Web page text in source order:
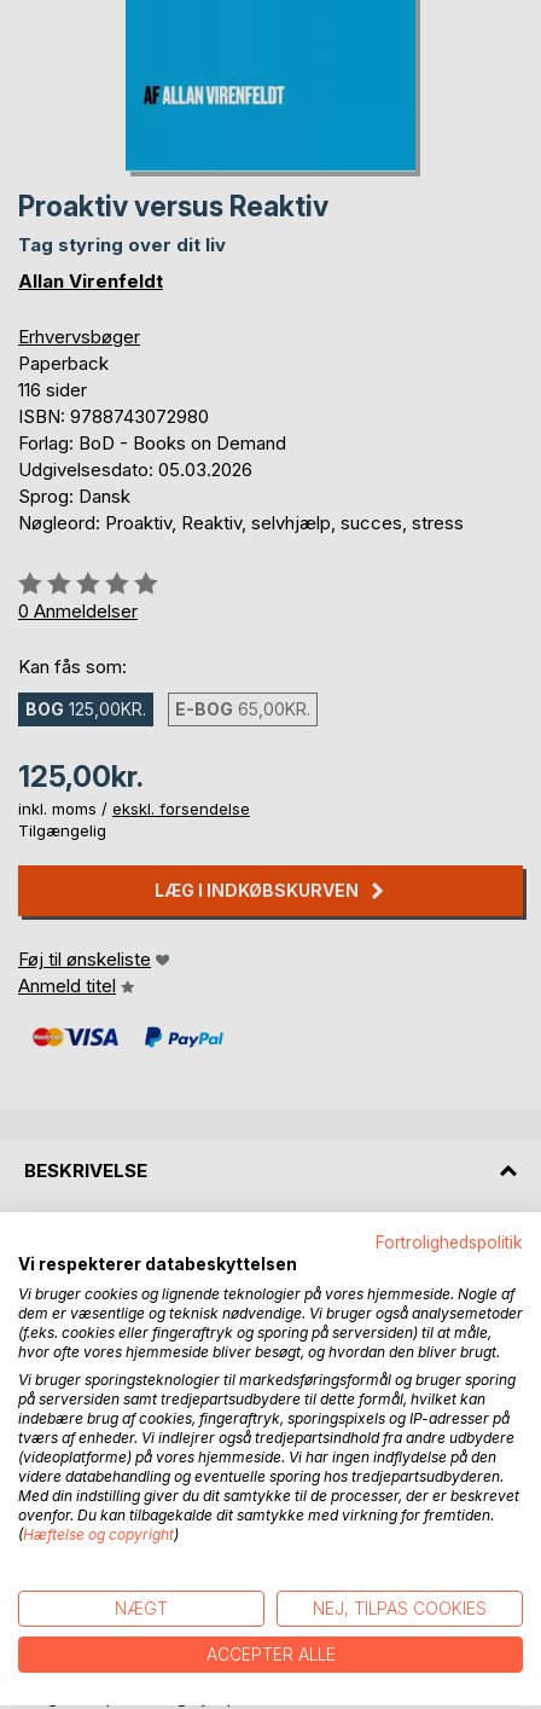
Proaktiv versus Reaktiv
Tag styring over dit liv
Allan Virenfeldt
Erhvervsbøger
Paperback
116 sider
ISBN: 9788743072980
Forlag: BoD - Books on Demand
Udgivelsesdato: 05.03.2026
Sprog: Dansk
Nøgleord: Proaktiv, Reaktiv, selvhjælp, succes, stress
Anmeldelse::
0%
0 Anmeldelser
Kan fås som:
BOG 125,00KR. E-BOG 65,00KR.
125,00kr.
inkl. moms / ekskl. forsendelse
Tilgængelig
LÆG I INDKØBSKURVEN
Føj til ønskeliste
Anmeld titel
BESKRIVELSE
Bogen undersøger de to grundlæggende tilgange til livet:
det proaktive og det reaktive. I en verden, hvor mange
føler sig styret af omstændighederne snarere end at tage
aktivt ansvar for deres liv, er det vigtigt at forstå, hvordan vi
kan ændre vores mindset og adfærd for at få større kontrol
over vores liv, både i det professionelle og private område.
Bogen henvender sig til en bred målgruppe, der ønsker at
udvikle sig personligt og professionelt, herunder ledere,
medarbejdere, studerende og personer i livsforandrende
faser.
Ved at forstå og implementere de proaktive principper, kan
Bogen vil kunne bidrage til både personlig og kollektiv
udvikling, hvilket gør den til et vigtigt redskab for både
individer og organisationer.
Fortrolighedspolitik
Vi respekterer databeskyttelsen
Vi bruger cookies og lignende teknologier på vores hjemmeside. Nogle af
dem er væsentlige og teknisk nødvendige. Vi bruger også analysemetoder
(f.eks. cookies eller fingeraftryk og sporing på serversiden) til at måle,
hvor ofte vores hjemmeside bliver besøgt, og hvordan den bliver brugt.
Vi bruger sporingsteknologier til markedsføringsformål og bruger sporing
på serversiden samt tredjepartsudbydere til dette formål, hvilket kan
indebære brug af cookies, fingeraftryk, sporingspixels og IP-adresser på
tværs af enheder. Vi indlejrer også tredjepartsindhold fra andre udbydere
(videoplatforme) på vores hjemmeside. Vi har ingen indflydelse på den
videre databehandling og eventuelle sporing hos tredjepartsudbyderen.
Med din indstilling giver du dit samtykke til de processer, der er beskrevet
ovenfor. Du kan tilbagekalde dit samtykke med virkning for fremtiden.
(Hæftelse og copyright)
NÆGT NEJ, TILPAS COOKIES
ACCEPTER ALLE